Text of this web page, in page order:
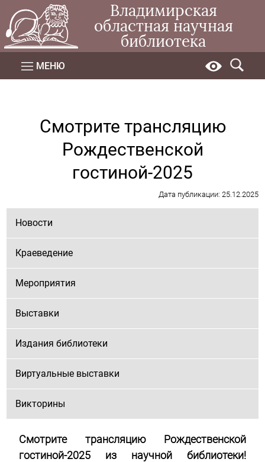
Владимирская
областная научная
библиотека
МЕНЮ
Смотрите трансляцию
Рождественской
гостиной-2025
Дата публикации: 25.12.2025
Новости
Краеведение
Мероприятия
Выставки
Издания библиотеки
Виртуальные выставки
Викторины
Смотрите трансляцию Рождественской
гостиной-2025 из научной библиотеки!